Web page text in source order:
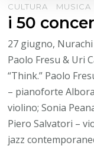
CULTURA MUSICA
i 50
27 giugno, Nurachi
Paolo Fresu & Uri
“Think.” Paolo
– pianoforte
violino; Sonia
Piero Salvatori –
jazz